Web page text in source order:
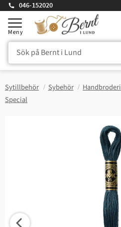
Meny
046-152020
Sytillbehör Sybehör Handbroderi
Special